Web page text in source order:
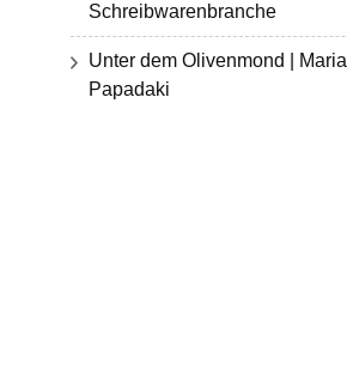
Schreibwarenbranche
Unter dem Olivenmond | Maria
Papadaki